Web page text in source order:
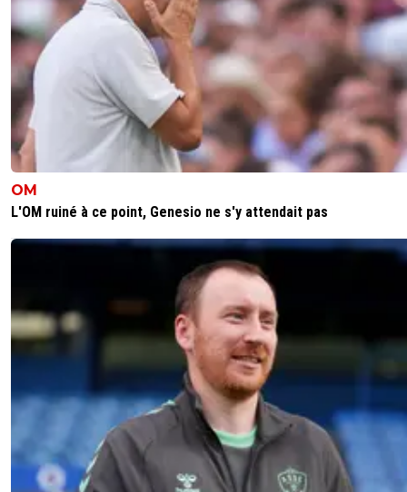
OM
L'OM ruiné à ce point, Genesio ne s'y attendait pas